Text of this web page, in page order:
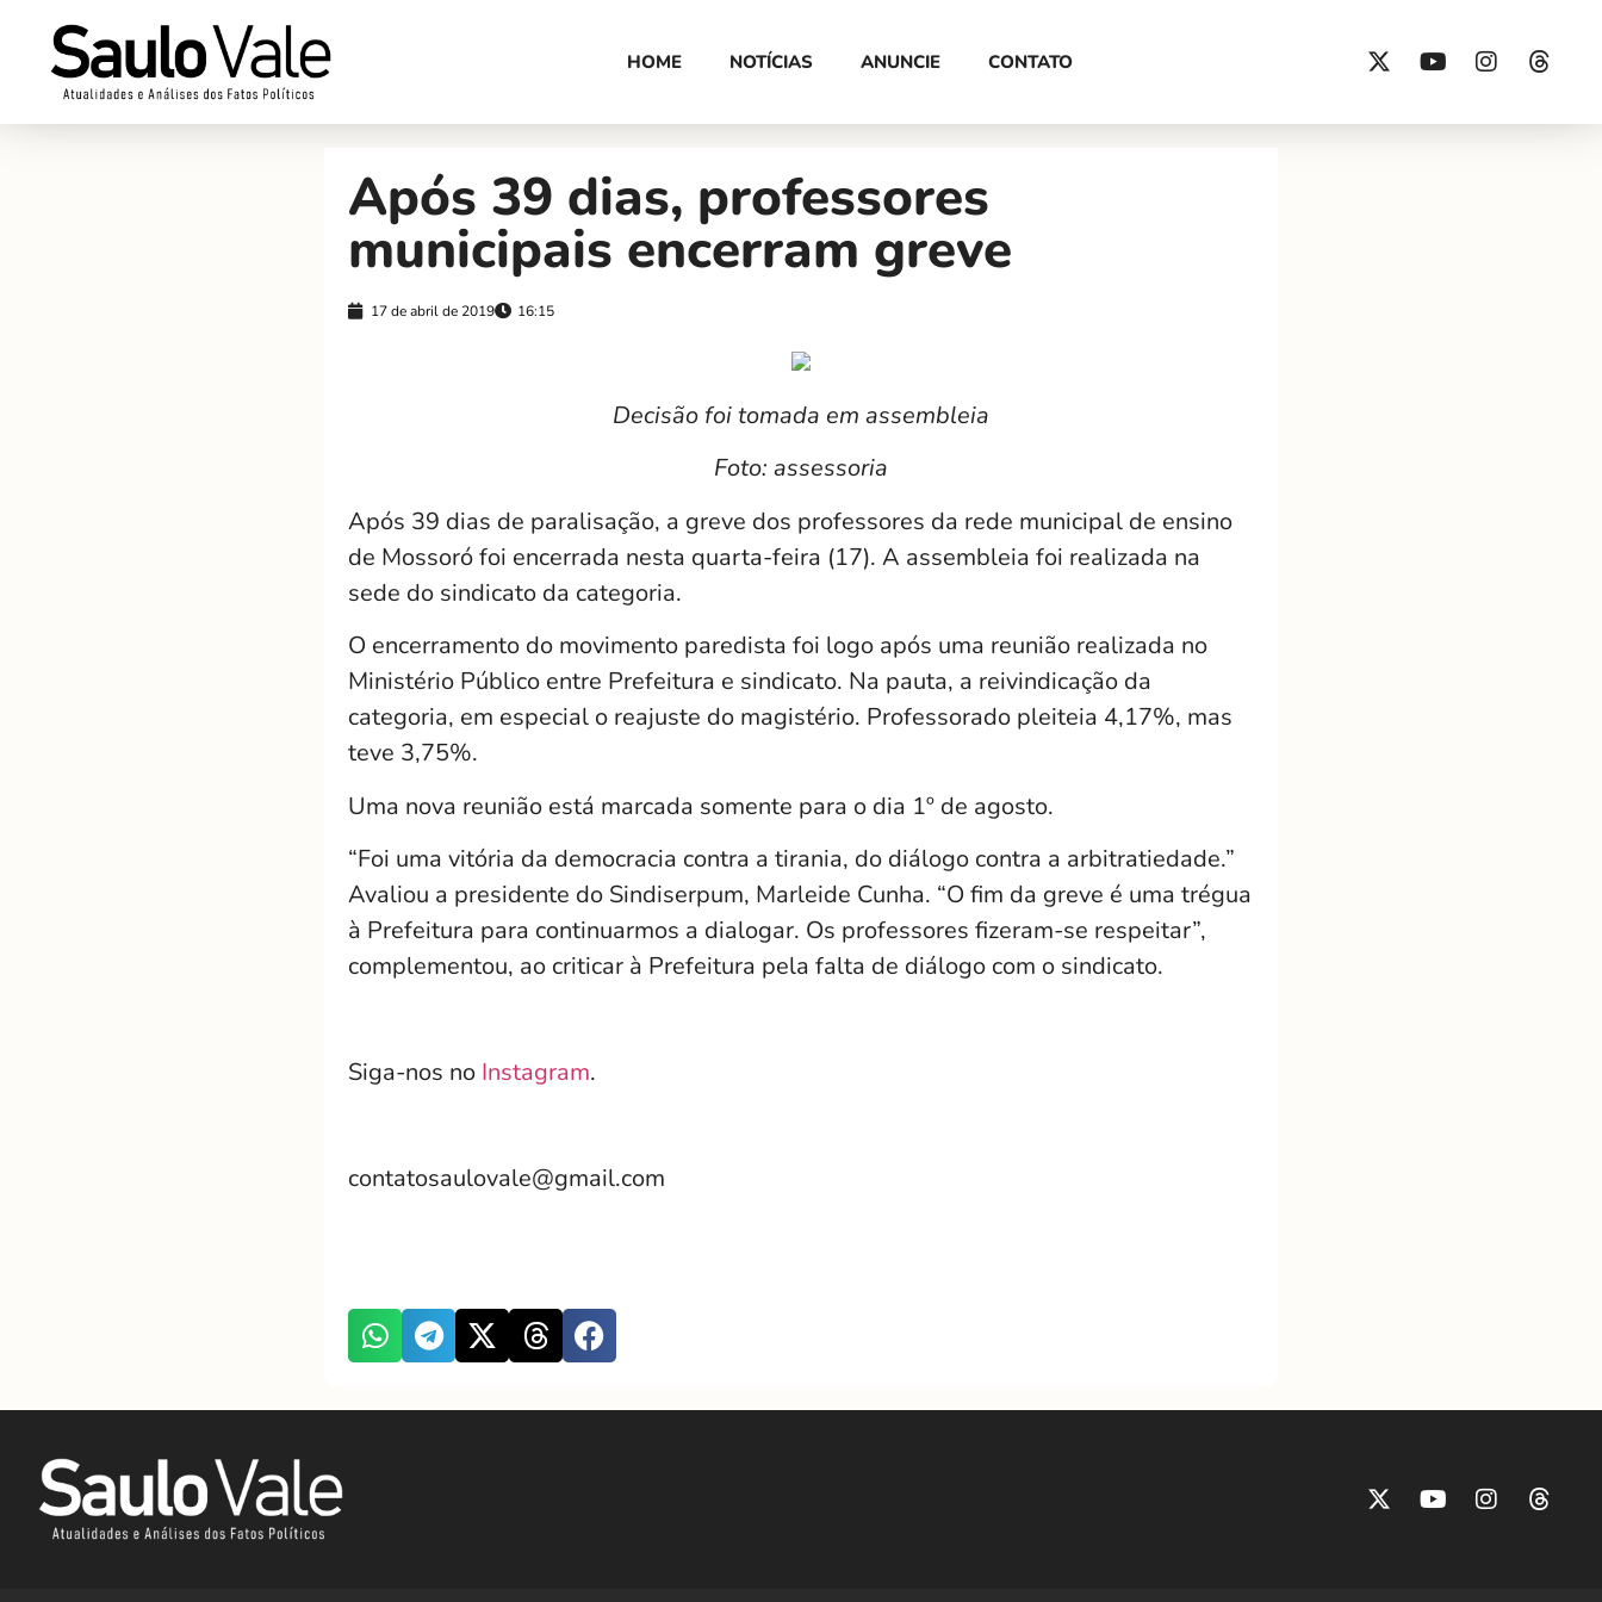
HOME NOTÍCIAS ANUNCIE CONTATO
Após 39 dias, professores
municipais encerram greve
17 de abril de 2019 16:15
Decisão foi tomada em assembleia
Foto: assessoria
Após 39 dias de paralisação, a greve dos professores da rede municipal de ensino
de Mossoró foi encerrada nesta quarta-feira (17). A assembleia foi realizada na
sede do sindicato da categoria.
O encerramento do movimento paredista foi logo após uma reunião realizada no
Ministério Público entre Prefeitura e sindicato. Na pauta, a reivindicação da
categoria, em especial o reajuste do magistério. Professorado pleiteia 4,17%, mas
teve 3,75%.
Uma nova reunião está marcada somente para o dia 1º de agosto.
“Foi uma vitória da democracia contra a tirania, do diálogo contra a arbitratiedade.”
Avaliou a presidente do Sindiserpum, Marleide Cunha. “O fim da greve é uma trégua
à Prefeitura para continuarmos a dialogar. Os professores fizeram-se respeitar”,
complementou, ao criticar à Prefeitura pela falta de diálogo com o sindicato.
Siga-nos no Instagram.
contatosaulovale@gmail.com